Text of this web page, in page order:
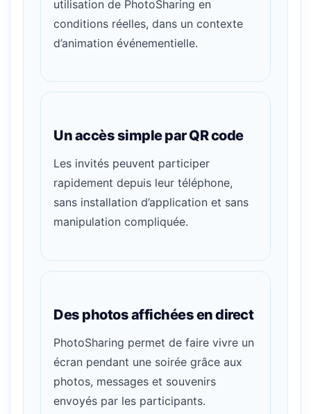
utilisation de PhotoSharing en
conditions réelles, dans un contexte
d’animation événementielle.
Un accès simple par QR code
Les invités peuvent participer
rapidement depuis leur téléphone,
sans installation d’application et sans
manipulation compliquée.
Des photos affichées en direct
PhotoSharing permet de faire vivre un
écran pendant une soirée grâce aux
photos, messages et souvenirs
envoyés par les participants.